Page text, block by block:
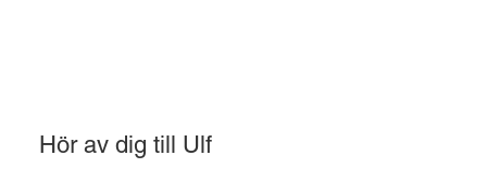
Hör av dig till Ulf